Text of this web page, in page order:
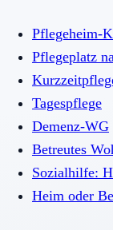
Pflegeheim-
Pflegeplatz
Tagespflege
Demenz-WG
Betreutes
Sozialhilfe:
Heim oder